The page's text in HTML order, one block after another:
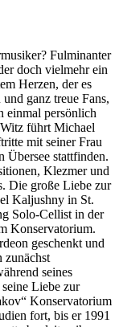
Fulminanter
doch vielmehr ein
Herzen, der es
ganz treue Fans,
einmal persönlich
führt Michael
mit seiner Frau
Übersee stattfinden.
Klezmer und
Die große Liebe zur
Kaljushny in St.
Solo-Cellist in der
Konservatorium.
geschenkt und
zunächst
seines
Liebe zur
Konservatorium
fort, bis er 1991